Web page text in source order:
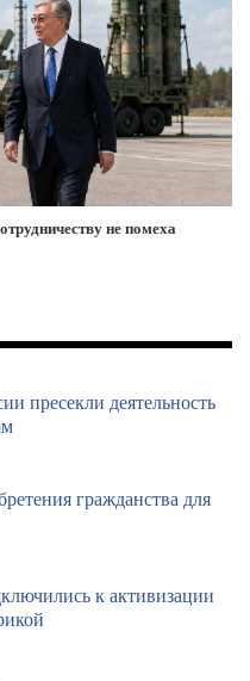
не помеха
пресекли деятельность
гражданства для
к активизации